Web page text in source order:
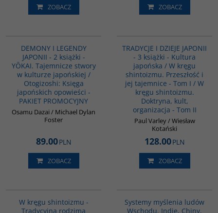
ZOBACZ ZOBACZ
DEMONY I LEGENDY
JAPONII - 2 książki -
YŌKAI. Tajemnicze stwory
w kulturze japońskiej /
Otogizoshi: Księga
japońskich opowieści -
PAKIET PROMOCYJNY
Osamu Dazai / Michael Dylan
Foster
89.00PLN
ZOBACZ
TRADYCJE I DZIEJE JAPONII
- 3 książki - Kultura
japońska / W kręgu
shintoizmu. Przeszłość i
jej tajemnice - Tom I / W
kręgu shintoizmu.
Doktryna, kult,
organizacja - Tom II
Paul Varley / Wiesław
Kotański
128.00PLN
ZOBACZ
W kręgu shintoizmu -
Tradycyjna rodzima
Systemy myślenia ludów
Wschodu. Indie, Chiny,